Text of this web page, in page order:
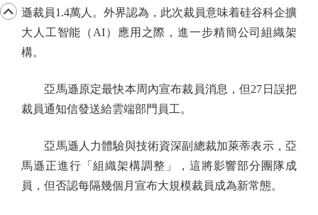
遜裁員1.4萬人。外界認為，此次裁員意味着硅谷科企擴
大人工智能（AI）應用之際，進一步精簡公司組織架
構。
亞馬遜原定最快本周內宣布裁員消息，但27日誤把
裁員通知信發送給雲端部門員工。
亞馬遜人力體驗與技術資深副總裁加萊蒂表示，亞
馬遜正進行「組織架構調整」，這將影響部分團隊成
員，但否認每隔幾個月宣布大規模裁員成為新常態。